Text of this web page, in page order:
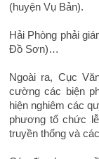
(huyện Vụ Bản).
Hải Phòng phải
Đồ Sơn)…
Ngoài ra, Cục
cường các biện
hiện nghiêm các
phương tổ chức
truyền thống và